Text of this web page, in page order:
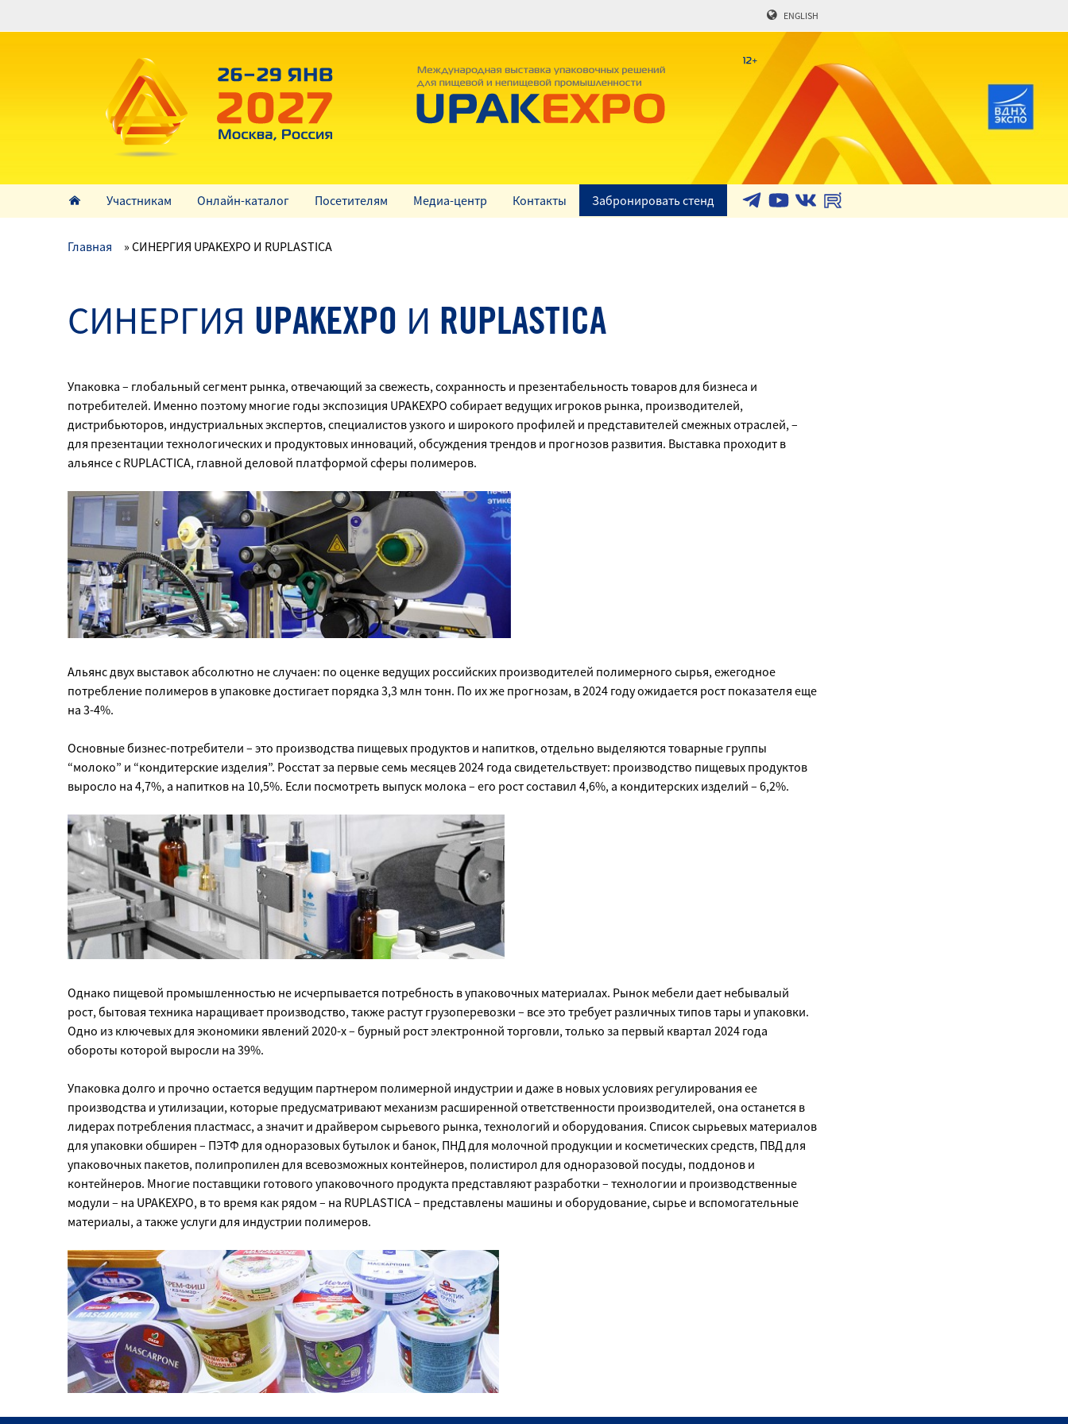
к
ENGLISH
Участникам Онлайн-каталог Посетителям Медиа-центр Контакты Забронировать стенд
Главная СИНЕРГИЯ UPAKEXPO И RUPLASTICA
СИНЕРГИЯ UPAKEXPO И RUPLASTICA
Упаковка – глобальный сегмент рынка, отвечающий за свежесть, сохранность и презентабельность товаров для бизнеса и
потребителей. Именно поэтому многие годы экспозиция UPAKEXPO собирает ведущих игроков рынка, производителей,
дистрибьюторов, индустриальных экспертов, специалистов узкого и широкого профилей и представителей смежных отраслей, –
для презентации технологических и продуктовых инноваций, обсуждения трендов и прогнозов развития. Выставка проходит в
альянсе с RUPLACTICA, главной деловой платформой сферы полимеров.
Альянс двух выставок абсолютно не случаен: по оценке ведущих российских производителей полимерного сырья, ежегодное
потребление полимеров в упаковке достигает порядка 3,3 млн тонн. По их же прогнозам, в 2024 году ожидается рост показателя еще
на 3-4%.
Основные бизнес-потребители – это производства пищевых продуктов и напитков, отдельно выделяются товарные группы
“молоко” и “кондитерские изделия”. Росстат за первые семь месяцев 2024 года свидетельствует: производство пищевых продуктов
выросло на 4,7%, а напитков на 10,5%. Если посмотреть выпуск молока – его рост составил 4,6%, а кондитерских изделий – 6,2%.
Однако пищевой промышленностью не исчерпывается потребность в упаковочных материалах. Рынок мебели дает небывалый
рост, бытовая техника наращивает производство, также растут грузоперевозки – все это требует различных типов тары и упаковки.
Одно из ключевых для экономики явлений 2020-х – бурный рост электронной торговли, только за первый квартал 2024 года
обороты которой выросли на 39%.
Упаковка долго и прочно остается ведущим партнером полимерной индустрии и даже в новых условиях регулирования ее
производства и утилизации, которые предусматривают механизм расширенной ответственности производителей, она останется в
лидерах потребления пластмасс, а значит и драйвером сырьевого рынка, технологий и оборудования. Список сырьевых материалов
для упаковки обширен – ПЭТФ для одноразовых бутылок и банок, ПНД для молочной продукции и косметических средств, ПВД для
упаковочных пакетов, полипропилен для всевозможных контейнеров, полистирол для одноразовой посуды, поддонов и
контейнеров. Многие поставщики готового упаковочного продукта представляют разработки – технологии и производственные
модули – на UPAKEXPO, в то время как рядом – на RUPLASTICA – представлены машины и оборудование, сырье и вспомогательные
материалы, а также услуги для индустрии полимеров.